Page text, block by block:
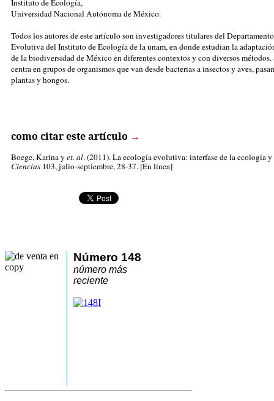
Instituto de Ecología,
Universidad Nacional Autónoma de México.
Todos los autores de este artículo son investigadores titulares del
Evolutiva del Instituto de Ecología de la unam, en donde estudian la
de la biodiversidad de México en diferentes contextos y con diversos métodos.
centra en grupos de organismos que van desde bacterias a insectos y aves,
plantas y hongos.
como citar este artículo →
Boege, Karinay et. al. (2011). La ecología evolutiva: interfase de la ecología
Ciencias 103, julio-septiembre, 28-37. [En línea]
Número 148
número más
reciente